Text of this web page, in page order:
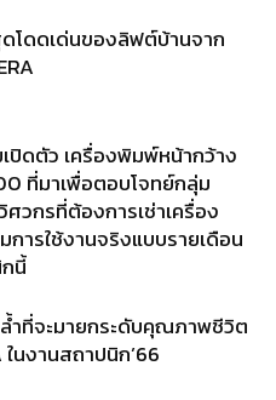
ดดเด่นของลิฟต์บ้านจาก
ปิดตัว เครื่องพิมพ์หน้ากว้าง
ที่มาเพื่อตอบโจทย์กลุ่ม
วกรที่ต้องการเช่าเครื่อง
ารใช้งานจริงแบบรายเดือน
นี้
ำที่จะมายกระดับคุณภาพชีวิต
นงานสถาปนิก’66